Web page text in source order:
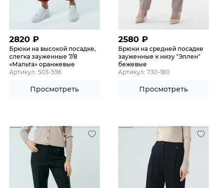
2820 ₽
Брюки на высокой посадке,
слегка зауженные 7/8
«Мальта» оранжевые
Артикул: 503-596
Просмотреть
2580 ₽
Брюки на средней посадке
зауженные к низу "Эллен"
бежевые
Артикул: 730-180
Просмотреть